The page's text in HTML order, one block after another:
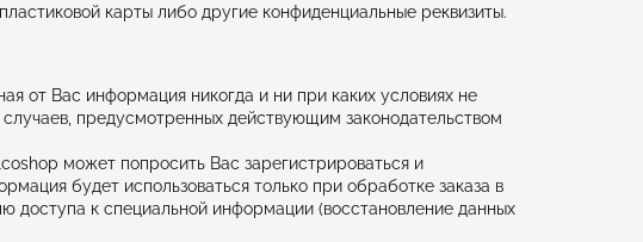
карты либо другие конфиденциальные реквизиты.
от Вас информация никогда и ни при каких условиях не
предусмотренных действующим законодательством
может попросить Вас зарегистрироваться и
будет использоваться только при обработке заказа в
доступа к специальной информации (восстановление данных